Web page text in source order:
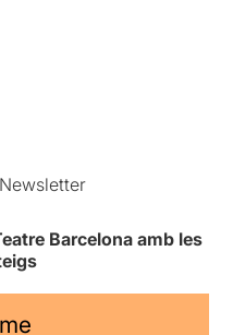
Barcelona amb les